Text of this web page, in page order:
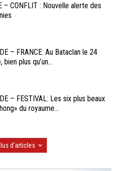
– CONFLIT : Nouvelle alerte des
– FRANCE: Au Bataclan le 24
bien plus qu’un...
– FESTIVAL: Les six plus beaux
du royaume...
d'articles